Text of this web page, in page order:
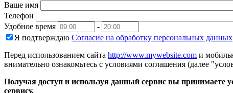
Ваше имя
Телефон
Удобное время
-
Я подтверждаю Согласие на обработку персональных данных
Перед использованием сайта http://www.mywebsite.com и
внимательно ознакомьтесь с условиями соглашения (далее
Получая доступ и используя данный сервис вы принимаете
сервису.